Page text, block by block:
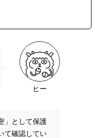
ヒー
」として保護
て確認してい